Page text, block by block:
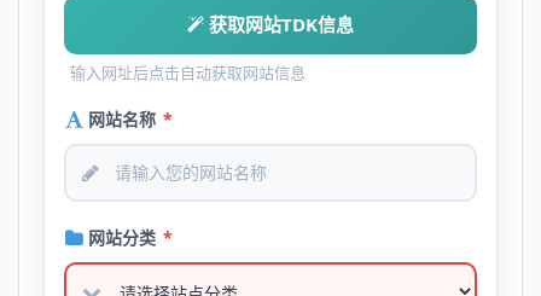
获取网站TDK信息
输入网址后点击自动获取网站信息
网站名称 *
网站分类 *